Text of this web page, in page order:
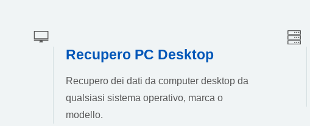
Recupero PC Desktop
Recupero dei dati da computer desktop da
qualsiasi sistema operativo, marca o
modello.